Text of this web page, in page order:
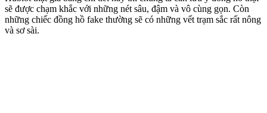
sẽ được chạm khắc với những nét sâu, đậm và vô cùng gọn. Còn
những chiếc đồng hồ fake thường sẽ có những vết trạm sắc rất nông
và sơ sài.